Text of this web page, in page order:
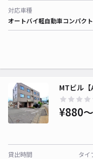
対応車種
オートバイ軽自動車コンパク
MTビル【
¥880〜
貸出時間
タイ